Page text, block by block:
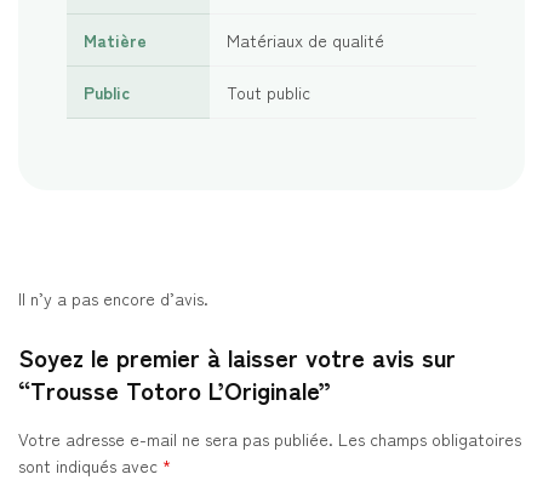
Matière Matériaux de qualité
Public Tout public
Il n’y a pas encore d’avis.
Soyez le premier à laisser votre avis sur
“Trousse Totoro L’Originale”
Votre adresse e-mail ne sera pas publiée. Les champs obligatoires
sont indiqués avec *